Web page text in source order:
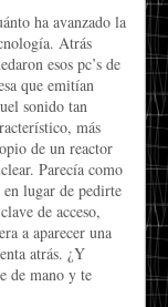
ha avanzado la
Atrás
esos pc’s de
que emitían
sonido tan
más
de un reactor
Parecía como
en lugar de pedirte
de acceso,
a aparecer una
atrás. ¿Y
de mano y te